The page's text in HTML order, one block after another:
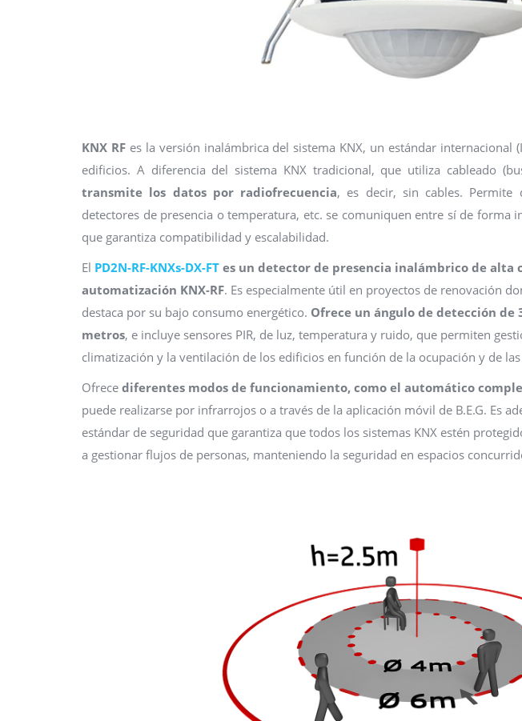
KNX RFes la versión inalámbrica del sistema KNX, un estándar internacional
edificios. A diferencia del sistema KNX tradicional, que utiliza cableado
transmite los datos por radiofrecuencia, es decir, sin cables. Permite
detectores de presencia o temperatura, etc. se comuniquen entre sí de forma
que garantiza compatibilidad y escalabilidad.
El PD2N-RF-KNXs-DX-FT es un detector de presencia inalámbrico de alta
automatización KNX-RF. Es especialmente útil en proyectos de renovación
destaca por su bajo consumo energético. Ofrece un ángulo de detección de
metros, e incluye sensores PIR, de luz, temperatura y ruido, que permiten
climatización y la ventilación de los edificios en función de la ocupación y de
Ofrece diferentes modos de funcionamiento, como el automático
puede realizarse por infrarrojos o a través de la aplicación móvil de B.E.G. Es
estándar de seguridad que garantiza que todos los sistemas KNX estén
a gestionar flujos de personas, manteniendo la seguridad en espacios